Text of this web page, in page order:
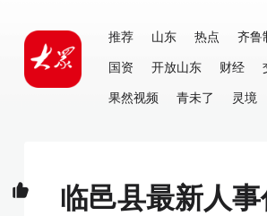
推荐 山东 热点 齐鲁
国资
开放山东 财经
果然视频
青未了 灵境
临邑县最新人